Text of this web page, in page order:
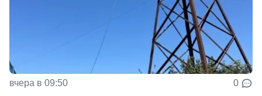
вчера в 09:50 0